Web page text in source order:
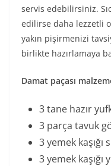
servis edebilirsiniz.
edilirse daha lezzetli
yakın pişirmenizi
birlikte hazırlamaya
Damat paçası
3 tane hazır
3 parça tavuk
3 yemek kaşığı
3 yemek kaşığı